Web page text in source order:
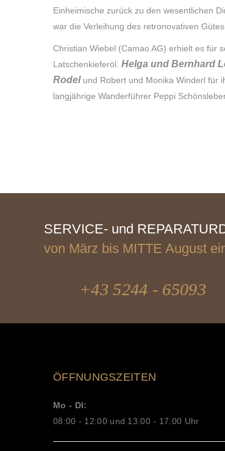
Einheimische zurück zu den wesentlichen
war die Verleihung des retronovativen
Christian Wiebel (Camao AG) erhielt es für
Latschenkieferöl. Helga und Bernhard
Rodel und Robert und Monika Winderl für
langjährige Wanderführer Peppi
SERVICE- und
von März bis MITTE August
+43 5244 - 65093
ÖFFNUNGSZEITEN
Mo - DI:
08:00 - 12:00 und 13:00 - 17:00 Uhr